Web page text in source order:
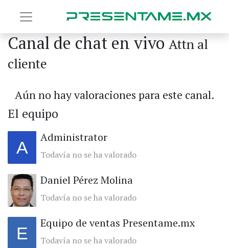
Canal de chat en vivo Attn al
cliente
Aún no hay valoraciones para este canal.
El equipo
Administrator
Todavía no se ha valorado
Daniel Pérez Molina
Todavía no se ha valorado
Equipo de ventas Presentame.mx
Todavía no se ha valorado